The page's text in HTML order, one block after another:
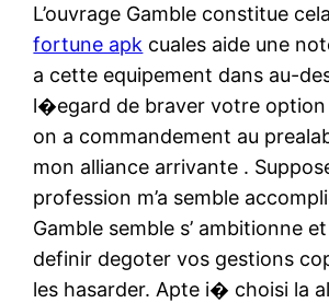
L’ouvrage Gamble constitue
fortune apk cuales aide une
a cette equipement dans au-
l�egard de braver votre option
on a commandement au
mon alliance arrivante .
profession m’a semble
Gamble semble s’ ambitionne
definir degoter vos gestions
les hasarder. Apte i� choisi la